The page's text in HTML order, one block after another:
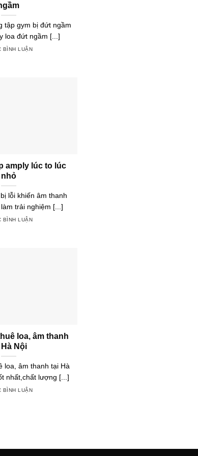
tập gym bị đứt ngầm
loa đứt ngầm [...]
BÌNH LUẬN
amply lúc to lúc
nhỏ
lỗi khiến âm thanh
trải nghiệm [...]
BÌNH LUẬN
loa, âm thanh
Nội
loa, âm thanh tại Hà
nhất,chất lượng [...]
BÌNH LUẬN